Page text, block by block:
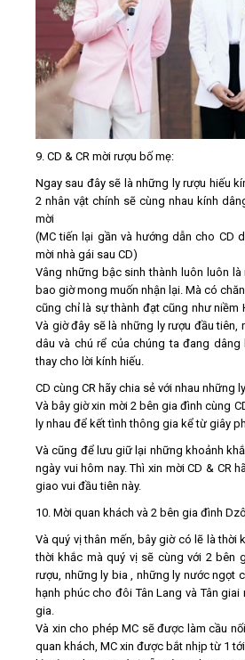
9. CD & CR mời rượu bố mẹ:
Ngay sau đây sẽ là những ly rượu hiếu
2 nhân vật chính sẽ cùng nhau kính
mời
(MC tiến lại gần và hướng dẫn cho CD
mời nhà gái sau CD)
Vâng những bậc sinh thành luôn luôn
bao giờ mong muốn nhận lại. Mà có
cũng chỉ là sự thành đạt cũng như niềm
Và giờ đây sẽ là những ly rượu đầu
dâu và chú rể của chúng ta đang
thay cho lời kính hiếu.
CD cùng CR hãy chia sẻ với nhau những
Và bây giờ xin mời 2 bên gia đình cùng
ly nhau để kết tình thông gia kể từ giây
Và cũng để lưu giữ lại những khoảnh
ngày vui hôm nay. Thì xin mời CD & CR
giao vui đầu tiên này.
10. Mời quan khách và 2 bên gia đình
Và quý vị thân mến, bây giờ có lẽ là thời
thời khắc mà quý vị sẽ cùng với 2 bên
rượu, những ly bia , những ly nước ngọt
hạnh phúc cho đôi Tân Lang và Tân
gia.
Và xin cho phép MC sẽ được làm cầu
quan khách, MC xin được bắt nhịp từ 1